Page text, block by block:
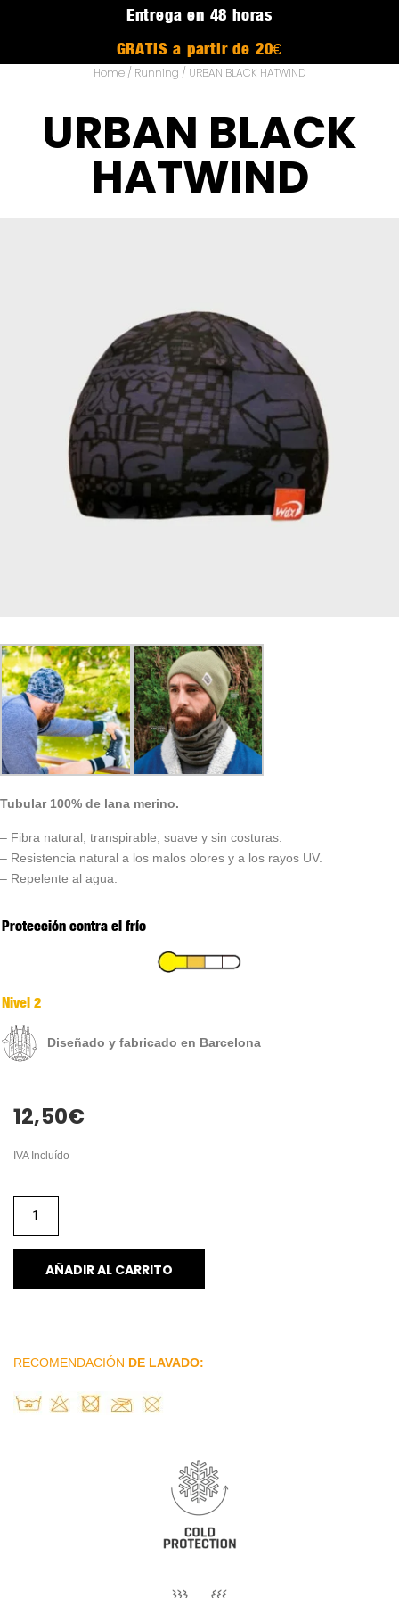
Entrega en 48 horas
GRATIS a partir de 20€
Home / Running / URBAN BLACK HATWIND
URBAN BLACK
HATWIND
Tubular 100% de lana merino.
– Fibra natural, transpirable, suave y sin costuras.
– Resistencia natural a los malos olores y a los rayos UV.
– Repelente al agua.
Protección contra el frío
Nivel 2
Diseñado y fabricado en Barcelona
12,50€
IVA Incluído
AÑADIR AL CARRITO
RECOMENDACIÓN DE LAVADO: